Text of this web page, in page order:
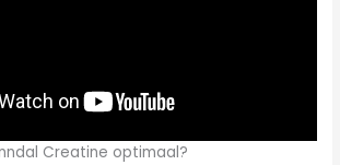
Creatine optimaal?